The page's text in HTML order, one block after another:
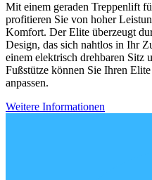
Mit einem geraden Treppenlift
profitieren Sie von hoher
Komfort. Der Elite überzeugt
Design, das sich nahtlos in Ihr
einem elektrisch drehbaren Sitz
Fußstütze können Sie Ihren
anpassen.
Weitere Informationen